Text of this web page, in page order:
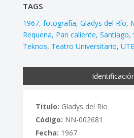
TAGS
1967 fotografía Gladys del Río
Requena Pan caliente Santiago
Teknos Teatro Universitario UTE
Titulo: Gladys del Río
Código: NN-002681
Fecha: 1967